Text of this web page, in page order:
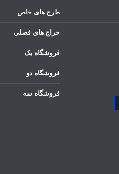
طرح های خاص
حراج های فصلی
فروشگاه یک
فروشگاه دو
فروشگاه سه